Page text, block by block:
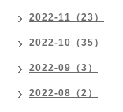
2022-11（23）
2022-10（35）
2022-09（3）
2022-08（2）